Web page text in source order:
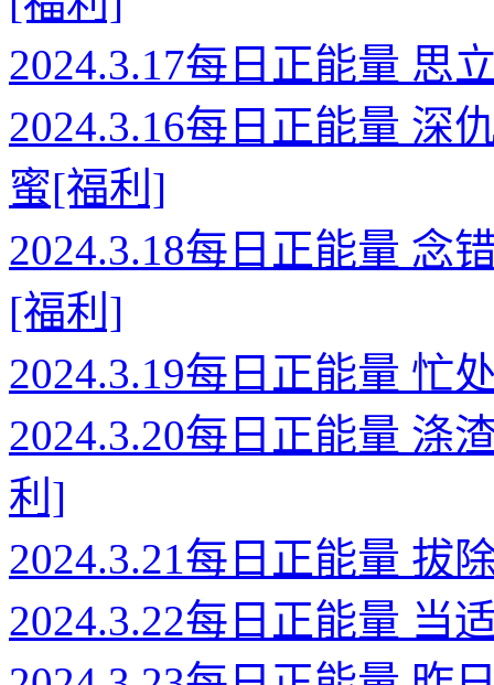
2024.3.17每日正能量 思
2024.3.16每日正能量 深
蜜[福利]
2024.3.18每日正能量 念
[福利]
2024.3.19每日正能量 忙
2024.3.20每日正能量 涤
利]
2024.3.21每日正能量 拔
2024.3.22每日正能量 当